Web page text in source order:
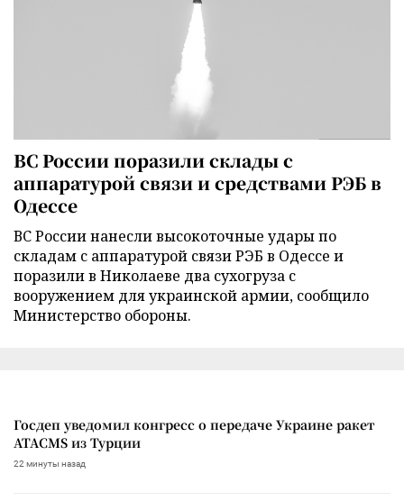
ВС России поразили склады с
аппаратурой связи и средствами РЭБ в
Одессе
ВС России нанесли высокоточные удары по
складам с аппаратурой связи РЭБ в Одессе и
поразили в Николаеве два сухогруза с
вооружением для украинской армии, сообщило
Министерство обороны.
Госдеп уведомил конгресс о передаче Украине ракет
ATACMS из Турции
22 минуты назад